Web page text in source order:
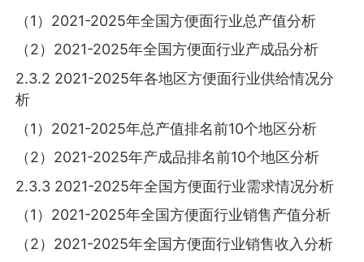
（1）2021-2025年全国方便面行业总产值分析
（2）2021-2025年全国方便面行业产成品分析
2.3.2 2021-2025年各地区方便面行业供给情况分
析
（1）2021-2025年总产值排名前10个地区分析
（2）2021-2025年产成品排名前10个地区分析
2.3.3 2021-2025年全国方便面行业需求情况分析
（1）2021-2025年全国方便面行业销售产值分析
（2）2021-2025年全国方便面行业销售收入分析